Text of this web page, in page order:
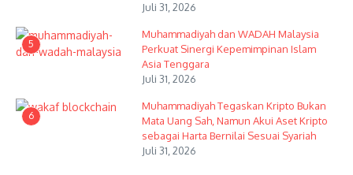
Juli 31, 2026
5
Muhammadiyah dan WADAH Malaysia
Perkuat Sinergi Kepemimpinan Islam
Asia Tenggara
Juli 31, 2026
6
Muhammadiyah Tegaskan Kripto Bukan
Mata Uang Sah, Namun Akui Aset Kripto
sebagai Harta Bernilai Sesuai Syariah
Juli 31, 2026